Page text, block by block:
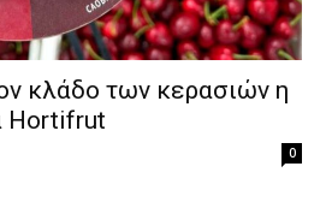
κλάδο των κερασιών η
Hortifrut
0